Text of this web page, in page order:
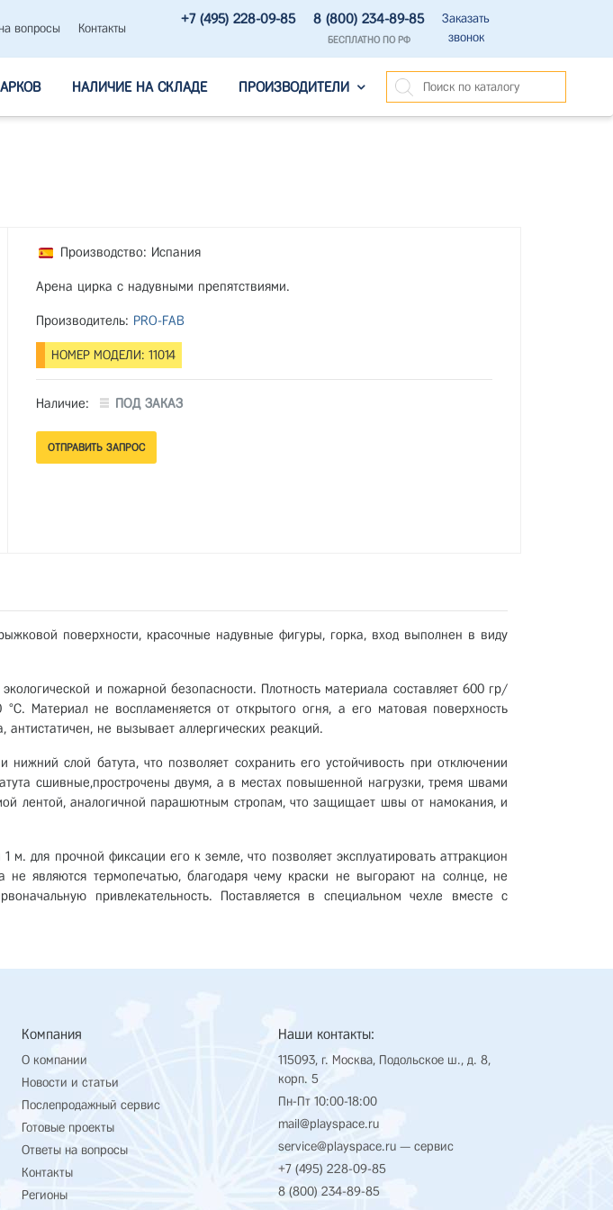
вопросы Контакты
+7 (495) 228-09-85 8 (800) 234-89-85
БЕСПЛАТНО ПО РФ
Заказать
звонок
НАЛИЧИЕ НА СКЛАДЕ ПРОИЗВОДИТЕЛИ
Производство: Испания
Арена цирка с надувными препятствиями.
Производитель: PRO-FAB
НОМЕР МОДЕЛИ: 11014
Наличие: ПОД ЗАКАЗ
поверхности, красочные надувные фигуры, горка, вход выполнен в виду
и пожарной безопасности. Плотность материала составляет 600 гр/
Материал не воспламеняется от открытого огня, а его матовая поверхность
не вызывает аллергических реакций.
слой батута, что позволяет сохранить его устойчивость при отключении
сшивные,прострочены двумя, а в местах повышенной нагрузки, тремя швами
лентой, аналогичной парашютным стропам, что защищает швы от намокания, и
для прочной фиксации его к земле, что позволяет эксплуатировать аттракцион
являются термопечатью, благодаря чему краски не выгорают на солнце, не
привлекательность. Поставляется в специальном чехле вместе с
Компания
О компании
Новости и статьи
Послепродажный сервис
Готовые проекты
Ответы на вопросы
Контакты
Регионы
Наши контакты:
115093, г. Москва, Подольское ш., д. 8,
корп. 5
Пн-Пт 10:00-18:00
mail@playspace.ru
service@playspace.ru — сервис
+7 (495) 228-09-85
8 (800) 234-89-85